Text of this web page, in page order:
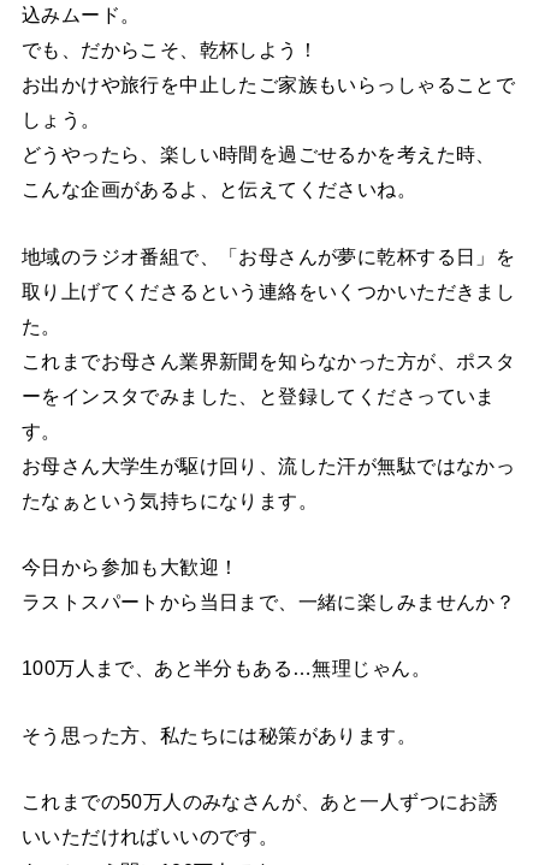
込みムード。
でも、だからこそ、乾杯しよう！
お出かけや旅行を中止したご家族もいらっしゃることで
しょう。
どうやったら、楽しい時間を過ごせるかを考えた時、
こんな企画があるよ、と伝えてくださいね。
地域のラジオ番組で、「お母さんが夢に乾杯する日」を
取り上げてくださるという連絡をいくつかいただきまし
た。
これまでお母さん業界新聞を知らなかった方が、ポスタ
ーをインスタでみました、と登録してくださっていま
す。
お母さん大学生が駆け回り、流した汗が無駄ではなかっ
たなぁという気持ちになります。
今日から参加も大歓迎！
ラストスパートから当日まで、一緒に楽しみませんか？
100万人まで、あと半分もある…無理じゃん。
そう思った方、私たちには秘策があります。
これまでの50万人のみなさんが、あと一人ずつにお誘
いいただければいいのです。